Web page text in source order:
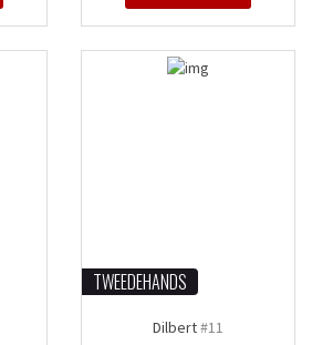
TWEEDEHANDS
Dilbert#11